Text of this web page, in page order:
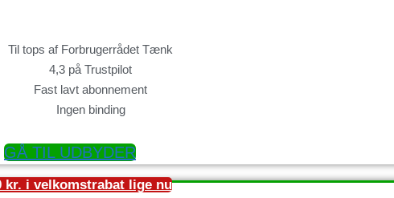
Til tops af Forbrugerrådet Tænk
4,3 på Trustpilot
Fast lavt abonnement
Ingen binding
GÅ TIL UDBYDER
kr. i velkomstrabat lige nu